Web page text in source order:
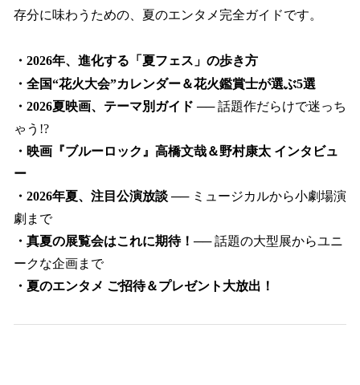
存分に味わうための、夏のエンタメ完全ガイドです。
・2026年、進化する「夏フェス」の歩き方
・全国“花火大会”カレンダー＆花火鑑賞士が選ぶ5選
・2026夏映画、テーマ別ガイド ──話題作だらけで迷っち
ゃう!?
・映画『ブルーロック』高橋文哉＆野村康太 インタビュ
ー
・2026年夏、注目公演放談 ── ミュージカルから小劇場演
劇まで
・真夏の展覧会はこれに期待！──話題の大型展からユニ
ークな企画まで
・夏のエンタメ ご招待＆プレゼント大放出！